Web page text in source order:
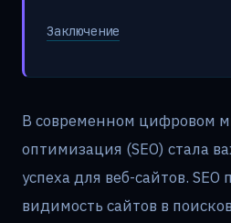
Заключение
В современном цифровом
оптимизация (SEO) стала
успеха для веб-сайтов.
видимость сайтов в